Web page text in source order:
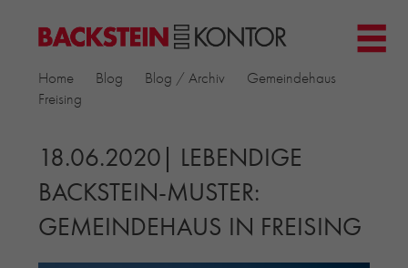
▼
KIRCHEN
MEHRFAMILIENHÄUSER
MUSEEN
EINFAMILIENHÄUSER
Home Blog Blog / Archiv
Gemeindehaus
Freising
18.06.2020| LEBENDIGE
BACKSTEIN-MUSTER:
GEMEINDEHAUS IN FREISING